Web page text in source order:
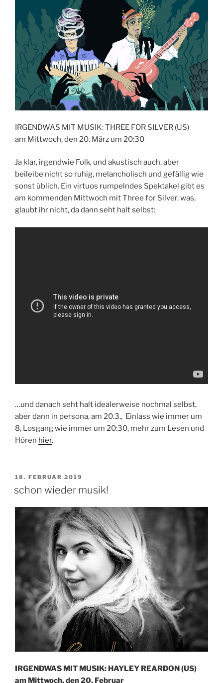
IRGENDWAS MIT MUSIK: THREE FOR SILVER (US)
am Mittwoch, den 20. März um 20:30
Ja klar, irgendwie Folk, und akustisch auch, aber
beileibe nicht so ruhig, melancholisch und gefällig wie
sonst üblich. Ein virtuos rumpelndes Spektakel gibt es
am kommenden Mittwoch mit Three for Silver, was,
glaubt ihr nicht, da dann seht halt selbst:
…und danach seht halt idealerweise nochmal selbst,
aber dann in persona, am 20.3., Einlass wie immer um
8, Losgang wie immer um 20:30, mehr zum Lesen und
Hören hier.
VERÖFFENTLICHT
AM
18. FEBRUAR 2019
schon wieder musik!
IRGENDWAS MIT MUSIK: HAYLEY REARDON (US)
am Mittwoch, den 20. Februar